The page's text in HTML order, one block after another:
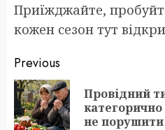
Приїжджайте,
кожен сезон тут
Post
navigation
Previous
Провідний
не порушити